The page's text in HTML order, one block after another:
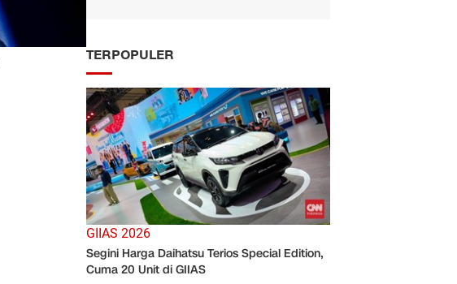
TERPOPULER
GIIAS 2026
Segini Harga Daihatsu Terios Special Edition,
Cuma 20 Unit di GIIAS